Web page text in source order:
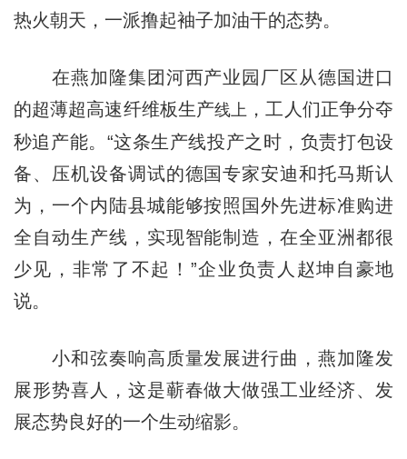
热火朝天，一派撸起袖子加油干的态势。
在燕加隆集团河西产业园厂区从德国进口
的超薄超高速纤维板生产线上 ，工人们正争分夺
秒追产能。“这条生产线投产之时，负责打包设
备、压机设备调试的德国专家安迪和托马斯认
为，一个内陆县城能够按照国外先进标准购进
全自动生产线，实现智能制造，在全亚洲都很
少见，非常了不起！”企业负责人赵坤自豪地
说。
小和弦奏响高质量发展进行曲，燕加隆发
展形势喜人，这是蕲春做大做强工业经济、发
展态势良好的一个生动缩影。